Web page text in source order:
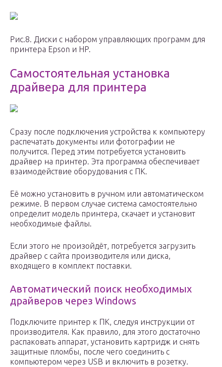
Рис.8. Диски с набором управляющих программ для
принтера Epson и HP.
Самостоятельная установка
драйвера для принтера
Сразу после подключения устройства к компьютеру
распечатать документы или фотографии не
получится. Перед этим потребуется установить
драйвер на принтер. Эта программа обеспечивает
взаимодействие оборудования с ПК.
Её можно установить в ручном или автоматическом
режиме. В первом случае система самостоятельно
определит модель принтера, скачает и установит
необходимые файлы.
Если этого не произойдёт, потребуется загрузить
драйвер с сайта производителя или диска,
входящего в комплект поставки.
Автоматический поиск необходимых
драйверов через Windows
Подключите принтер к ПК, следуя инструкции от
производителя. Как правило, для этого достаточно
распаковать аппарат, установить картридж и снять
защитные пломбы, после чего соединить с
компьютером через USB и включить в розетку.